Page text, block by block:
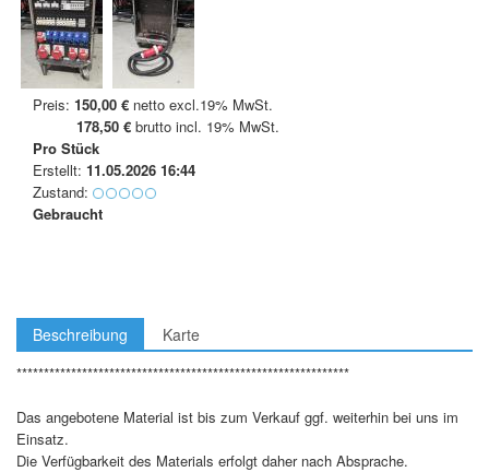
Preis: 150,00 € netto excl.19% MwSt.
178,50 € brutto incl. 19% MwSt.
Pro Stück
Erstellt: 11.05.2026 16:44
Zustand:
Gebraucht
Beschreibung Karte
*************************************************************
Das angebotene Material ist bis zum Verkauf ggf. weiterhin bei uns im
Einsatz.
Die Verfügbarkeit des Materials erfolgt daher nach Absprache.